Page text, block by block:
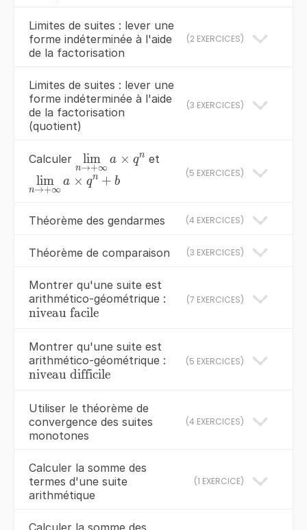
Limites de suites : lever une
forme indéterminée à l'aide
de la factorisation
(2 EXERCICES)
Limites de suites : lever une
forme indéterminée à l'aide
de la factorisation
(quotient)
(3 EXERCICES)
Calculer
{\color{blue}
{\mathop{\lim
}\limits_{n\to
a\times
n→+∞
lim a × qn et
{\color{red}
{\mathop{\lim
}\limits_{n\to
+\infty }
q^{n}+b}}
n→+∞
lim a × qn + b
(5 EXERCICES)
Théorème des gendarmes (4 EXERCICES)
Théorème de comparaison (3 EXERCICES)
Montrer qu'une suite est
arithmético-géométrique :
\red{\text{niveau
niveau facile
(7 EXERCICES)
Montrer qu'une suite est
arithmético-géométrique :
\red{\text{niveau
niveau difficile
(5 EXERCICES)
Utiliser le théorème de
convergence des suites
monotones
(4 EXERCICES)
Calculer la somme des
termes d'une suite
arithmétique
(1 EXERCICE)
Calculer la somme des